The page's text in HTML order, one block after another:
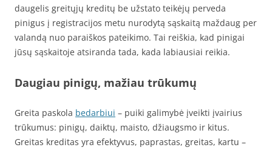
daugelis greitųjų kreditų be užstato teikėjų perveda
pinigus į registracijos metu nurodytą sąskaitą maždaug per
valandą nuo paraiškos pateikimo. Tai reiškia, kad pinigai
jūsų sąskaitoje atsiranda tada, kada labiausiai reikia.
Daugiau pinigų, mažiau trūkumų
Greita paskola bedarbiui – puiki galimybė įveikti įvairius
trūkumus: pinigų, daiktų, maisto, džiaugsmo ir kitus.
Greitas kreditas yra efektyvus, paprastas, greitas, kartu –